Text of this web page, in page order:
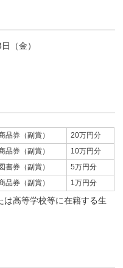
（金）
品券（副賞）
20万円分
品券（副賞）
10万円分
書券（副賞）
5万円分
品券（副賞） 1万円分
高等学校等に在籍する生